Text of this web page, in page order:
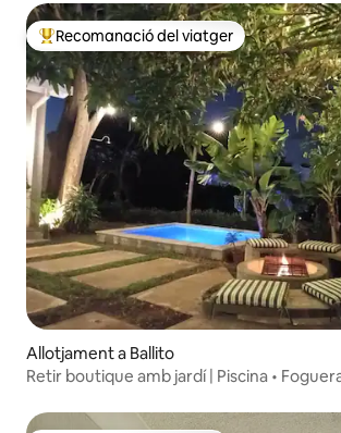
Principals recomanacions dels viatgers
Recomanació del viatger
Allotjament a Ballito
Retir boutique amb jardí | Piscina •